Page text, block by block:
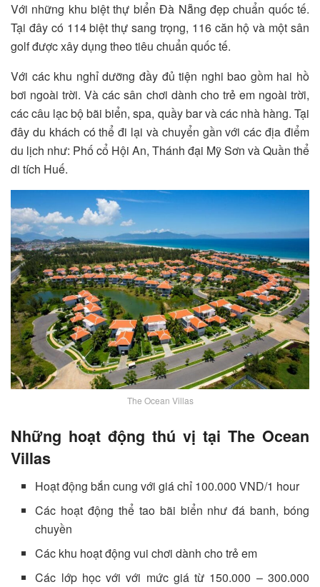
Với những khu biệt thự biển Đà Nẵng đẹp chuẩn quốc tế.
Tại đây có 114 biệt thự sang trọng, 116 căn hộ và một sân
golf được xây dụng theo tiêu chuẩn quốc tế.
Với các khu nghỉ dưỡng đầy đủ tiện nghi bao gồm hai hồ
bơi ngoài trời. Và các sân chơi dành cho trẻ em ngoài trời,
các câu lạc bộ bãi biển, spa, quầy bar và các nhà hàng. Tại
đây du khách có thể đi lại và chuyển gần với các địa điểm
du lịch như: Phố cổ Hội An, Thánh đại Mỹ Sơn và Quần thể
di tích Huế.
The Ocean Villas
Những hoạt động thú vị tại The Ocean
Villas
Hoạt động bắn cung với giá chỉ 100.000 VND/1 hour
Các hoạt động thể tao bãi biển như đá banh, bóng
chuyền
Các khu hoạt động vui chơi dành cho trẻ em
Các lớp học với với mức giá từ 150.000 – 300.000